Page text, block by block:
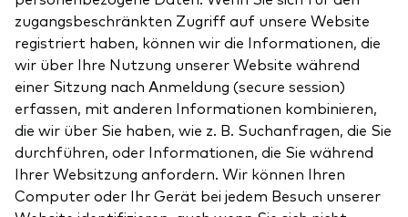
zugangsbeschränkten Zugriff auf unsere Website
registriert haben, können wir die Informationen, die
wir über Ihre Nutzung unserer Website während
einer Sitzung nach Anmeldung (secure session)
erfassen, mit anderen Informationen kombinieren,
die wir über Sie haben, wie z. B. Suchanfragen, die Sie
durchführen, oder Informationen, die Sie während
Ihrer Websitzung anfordern. Wir können Ihren
Computer oder Ihr Gerät bei jedem Besuch unserer